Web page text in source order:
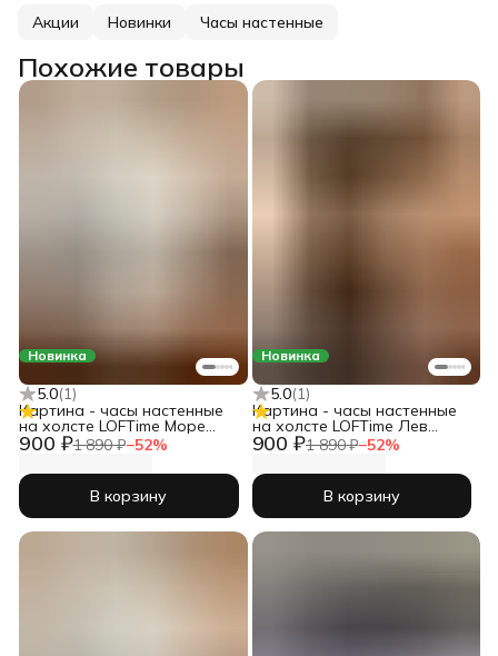
Акции Новинки Часы настенные
Похожие товары
Новинка
5.0(1)
900 ₽1 890 ₽−52%
Картина - часы настенные
на холсте LOFTime Море
закат масло Ч-725-3555
В корзину
Новинка
5.0(1)
900 ₽1 890 ₽−52%
Картина - часы настенные
на холсте LOFTime Лев
львица любовь Ч-679-3555
В корзину